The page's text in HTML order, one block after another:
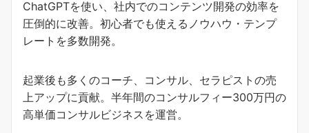
ChatGPTを使い、社内でのコンテンツ開発の効率を
圧倒的に改善。初心者でも使えるノウハウ・テンプ
レートを多数開発。
起業後も多くのコーチ、コンサル、セラピストの売
上アップに貢献。半年間のコンサルフィー300万円の
高単価コンサルビジネスを運営。